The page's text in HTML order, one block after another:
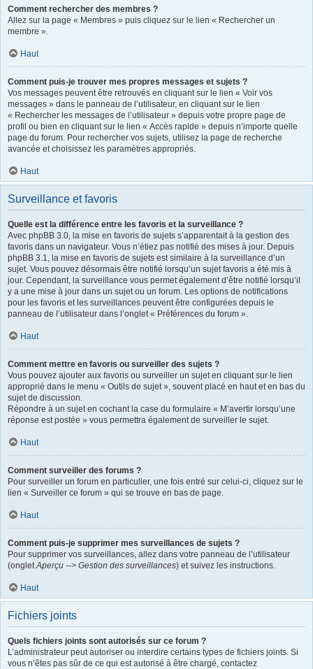
Comment rechercher des membres ?
Allez sur la page « Membres » puis cliquez sur le lien « Rechercher un
membre ».
Haut
Comment puis-je trouver mes propres messages et sujets ?
Vos messages peuvent être retrouvés en cliquant sur le lien « Voir vos
messages » dans le panneau de l’utilisateur, en cliquant sur le lien
« Rechercher les messages de l’utilisateur » depuis votre propre page de
profil ou bien en cliquant sur le lien « Accès rapide » depuis n’importe quelle
page du forum. Pour rechercher vos sujets, utilisez la page de recherche
avancée et choisissez les paramètres appropriés.
Haut
Surveillance et favoris
Quelle est la différence entre les favoris et la surveillance ?
Avec phpBB 3.0, la mise en favoris de sujets s’apparentait à la gestion des
favoris dans un navigateur. Vous n’étiez pas notifié des mises à jour. Depuis
phpBB 3.1, la mise en favoris de sujets est similaire à la surveillance d’un
sujet. Vous pouvez désormais être notifié lorsqu’un sujet favoris a été mis à
jour. Cependant, la surveillance vous permet également d’être notifié lorsqu’il
y a une mise à jour dans un sujet ou un forum. Les options de notifications
pour les favoris et les surveillances peuvent être configurées depuis le
panneau de l’utilisateur dans l’onglet « Préférences du forum ».
Haut
Comment mettre en favoris ou surveiller des sujets ?
Vous pouvez ajouter aux favoris ou surveiller un sujet en cliquant sur le lien
approprié dans le menu « Outils de sujet », souvent placé en haut et en bas du
sujet de discussion.
Répondre à un sujet en cochant la case du formulaire « M’avertir lorsqu’une
réponse est postée » vous permettra également de surveiller le sujet.
Haut
Comment surveiller des forums ?
Pour surveiller un forum en particulier, une fois entré sur celui-ci, cliquez sur le
lien « Surveiller ce forum » qui se trouve en bas de page.
Haut
Comment puis-je supprimer mes surveillances de sujets ?
Pour supprimer vos surveillances, allez dans votre panneau de l’utilisateur
(ongletAperçu --> Gestion des surveillances) et suivez les instructions.
Haut
Fichiers joints
Quels fichiers joints sont autorisés sur ce forum ?
L’administrateur peut autoriser ou interdire certains types de fichiers joints. Si
vous n’êtes pas sûr de ce qui est autorisé à être chargé, contactez